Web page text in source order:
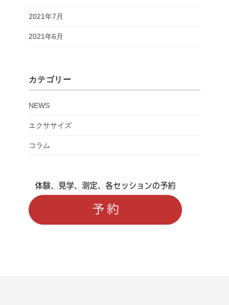
2021年7月
2021年6月
カテゴリー
NEWS
エクササイズ
コラム